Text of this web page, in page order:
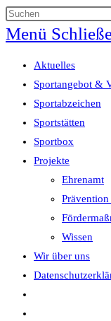
Suche
Menü
Aktuelles
Sportangebot &
Sportabzeichen
Sportstätten
Sportbox
Projekte
Ehrenamt
Prävention
Wissen
Wir über uns